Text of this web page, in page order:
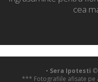
cea
• Sera Ipotesti ©
*** Fotografiile afisate pe